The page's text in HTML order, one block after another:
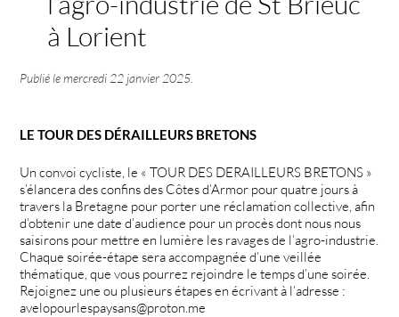
à Lorient
Publié lemercredi 22 janvier 2025
LE TOUR DES DÉRAILLEURS BRETONS
Un convoi cycliste, le « TOUR DES DERAILLEURS BRETONS »
s’élancera des confins des Côtes d’Armor pour quatre jours à
travers la Bretagne pour porter une réclamation collective, afin
d’obtenir une date d’audience pour un procès dont nous nous
saisirons pour mettre en lumière les ravages de l’agro-industrie.
Chaque soirée-étape sera accompagnée d’une veillée
thématique, que vous pourrez rejoindre le temps d’une soirée.
Rejoignez une ou plusieurs étapes en écrivant à l’adresse :
avelopourlespaysans@proton.me